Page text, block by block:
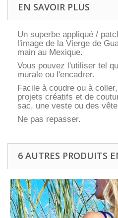
EN SAVOIR PLUS
Un superbe appliqué /
l'image de la Vierge de
main au Mexique.
Vous pouvez l'utiliser tel
murale ou l'encadrer.
Facile à coudre ou à
projets créatifs et de
sac, une veste ou des
Ne pas repasser.
6 AUTRES PRODUITS